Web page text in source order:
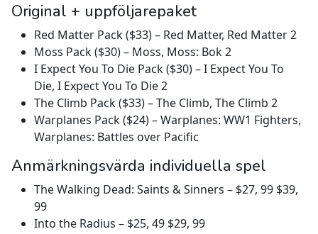
Original + uppföljarepaket
Red Matter Pack ($33) – Red Matter, Red Matter 2
Moss Pack ($30) – Moss, Moss: Bok 2
I Expect You To Die Pack ($30) – I Expect You To
Die, I Expect You To Die 2
The Climb Pack ($33) – The Climb, The Climb 2
Warplanes Pack ($24) – Warplanes: WW1 Fighters,
Warplanes: Battles over Pacific
Anmärkningsvärda individuella spel
The Walking Dead: Saints & Sinners – $27, 99 $39,
99
Into the Radius – $25, 49 $29, 99